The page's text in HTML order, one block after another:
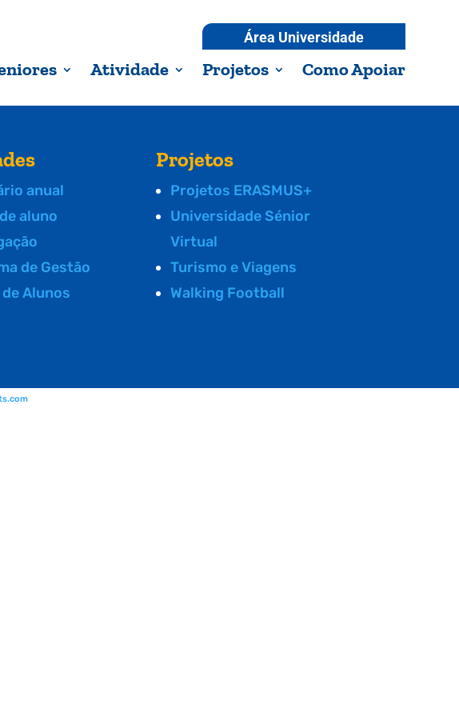
Área Universidade
Atividade Projetos Como Apoiar
anual
aluno
de Gestão
Alunos
Projetos
Projetos ERASMUS+
Universidade Sénior
Virtual
Turismo e Viagens
Walking Football